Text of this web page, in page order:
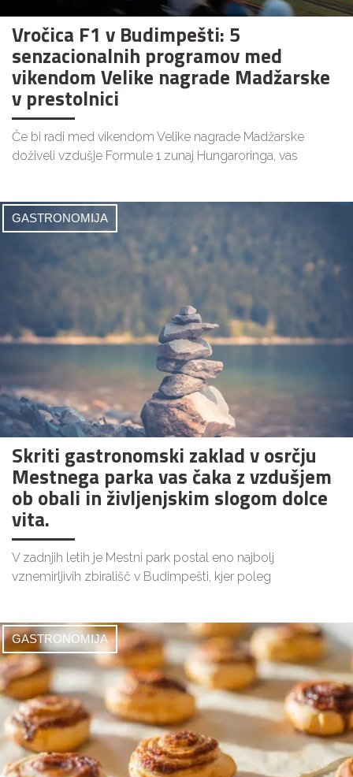
Vročica F1 v Budimpešti: 5
senzacionalnih programov med
vikendom Velike nagrade Madžarske
v prestolnici
Če bi radi med vikendom Velike nagrade Madžarske
doživeli vzdušje Formule 1 zunaj Hungaroringa, vas
GASTRONOMIJA
Skriti gastronomski zaklad v osrčju
Mestnega parka vas čaka z vzdušjem
ob obali in življenjskim slogom dolce
vita.
V zadnjih letih je Mestni park postal eno najbolj
vznemirljivih zbirališč v Budimpešti, kjer poleg
GASTRONOMIJA